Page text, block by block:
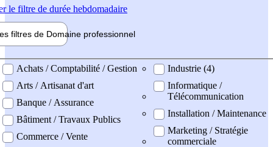
le filtre de durée hebdomadaire
filtres de Domaine professionnel
professionel
Achats / Comptabilité / Gestion
Arts / Artisanat d'art
Banque / Assurance
Bâtiment / Travaux Publics
Commerce / Vente
Industrie (4)
Informatique /
Télécommunication
Installation / Maintenance
Marketing / Stratégie
commerciale